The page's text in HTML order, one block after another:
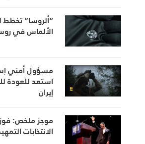
“ألروسا”
الألماس في
مسؤول أمني
استعد للعودة
إيران
موجز ملخص:
الانتخابات